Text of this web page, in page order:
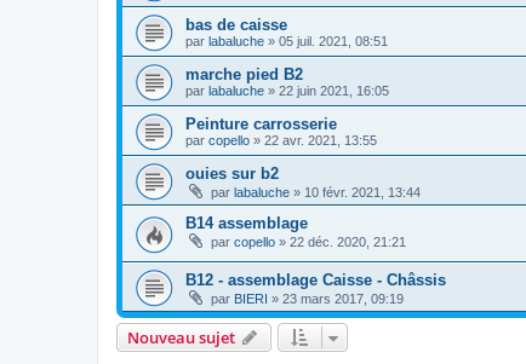
bas de caisse
par labaluche » 05 juil. 2021, 08:51
marche pied B2
par labaluche » 22 juin 2021, 16:05
Peinture carrosserie
par copello » 22 avr. 2021, 13:55
ouies sur b2
par labaluche » 10 févr. 2021, 13:44
B14 assemblage
par copello » 22 déc. 2020, 21:21
B12 - assemblage Caisse - Châssis
par BIERI » 23 mars 2017, 09:19
Nouveau sujet